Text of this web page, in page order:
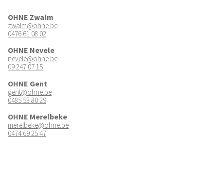
OHNE Zwalm
zwalm@ohne.be
0476 61 08 02
OHNE Nevele
nevele@ohne.be
09 247 07 15
OHNE Gent
gent@ohne.be
0485 53 80 29
OHNE Merelbeke
merelbeke@ohne.be
0474 69 25 47